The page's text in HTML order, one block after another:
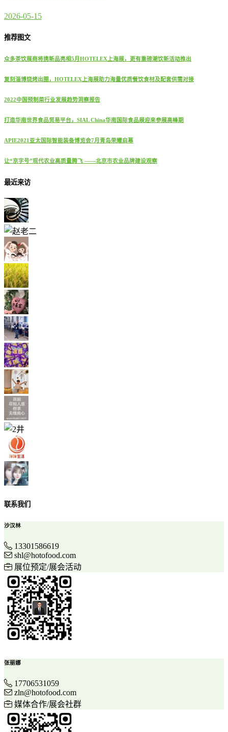
2026-05-15
推荐图文
众多茶饮展商将携新品亮相5月HOTELEX上海展，更有重磅潮饮新活动推出
复刻淄博烧烤出圈，HOTELEX上海展助力海量优质餐饮食材及配套供需对接
2022中国预制菜行业发展趋势洞察报告
打造华南世界食品贸易平台，SIAL China华南国际食品展迎来参展高峰期
APIE2021亚太国际智能装备博览会7月青岛荣耀启幕
让“京字号”现代农业高质量腾飞 ——北京市农业品牌建设观察
最近来访
联系我们
沙汉林
13301586619
shl@hotofood.com
展位预定/展会活动
张丽娜
17706531059
zln@hotofood.com
媒体合作/展会社群